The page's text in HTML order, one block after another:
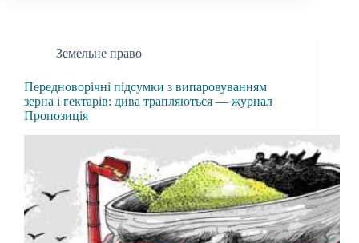
Земельне право
Передноворічні підсумки з випаровуванням
зерна і гектарів: дива трапляються — журнал
Пропозиція